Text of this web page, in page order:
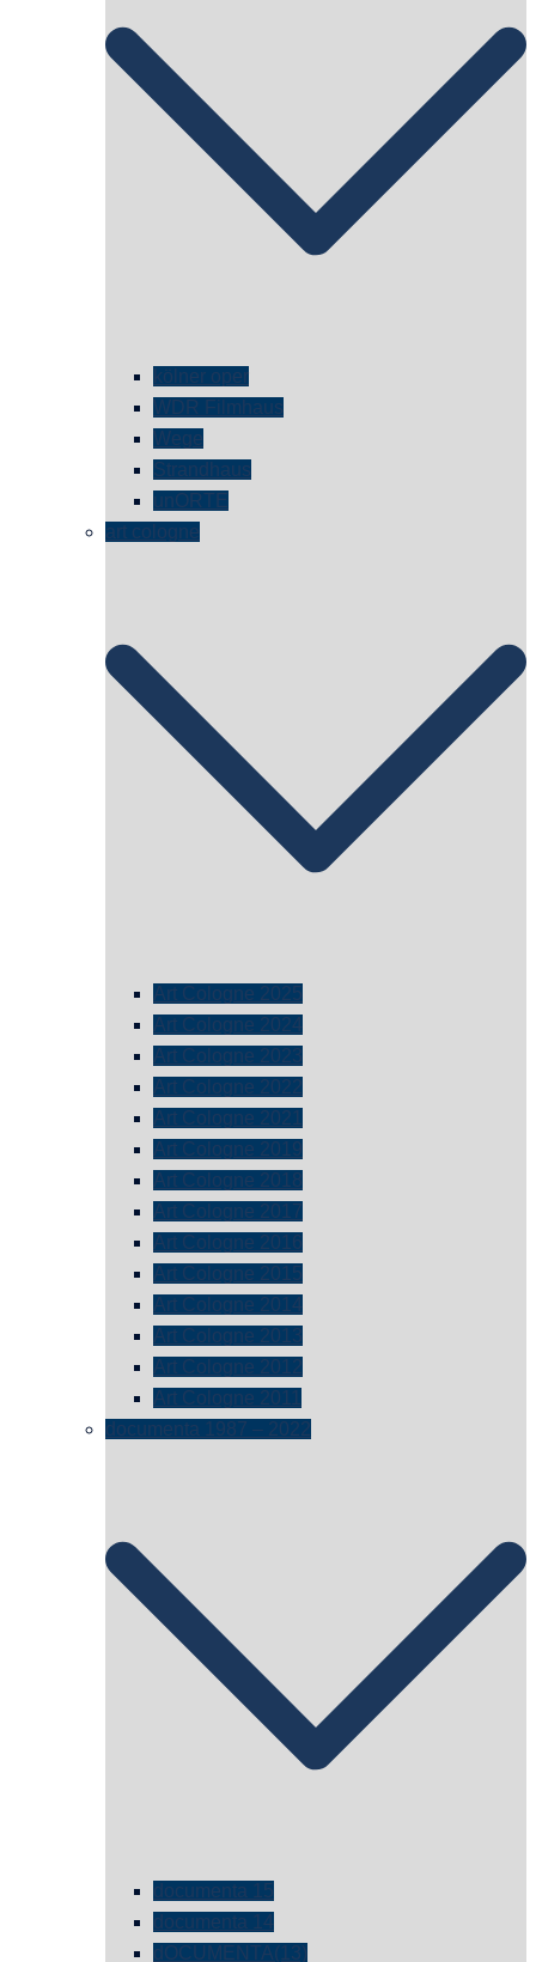
kölner oper
WDR Filmhaus
Wege
Strandhaus
unORTE
art cologne
Art Cologne 2025
Art Cologne 2024
Art Cologne 2023
Art Cologne 2022
Art Cologne 2021
Art Cologne 2019
Art Cologne 2018
Art Cologne 2017
Art Cologne 2016
Art Cologne 2015
Art Cologne 2014
Art Cologne 2013
Art Cologne 2012
Art Cologne 2011
documenta 1987 – 2022
documenta 15
documenta 14
dOCUMENTA(13)